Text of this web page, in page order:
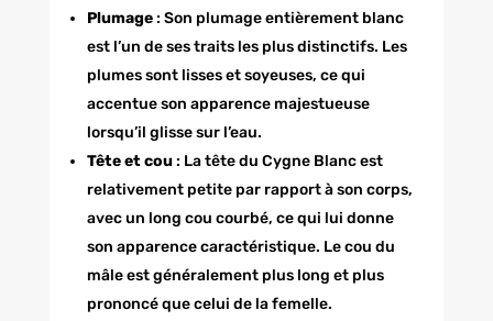
Plumage: Son plumage entièrement blanc
est l’un de ses traits les plus distinctifs. Les
plumes sont lisses et soyeuses, ce qui
accentue son apparence majestueuse
lorsqu’il glisse sur l’eau.
Tête et cou: La tête du Cygne Blanc est
relativement petite par rapport à son corps,
avec un long cou courbé, ce qui lui donne
son apparence caractéristique. Le cou du
mâle est généralement plus long et plus
prononcé que celui de la femelle.